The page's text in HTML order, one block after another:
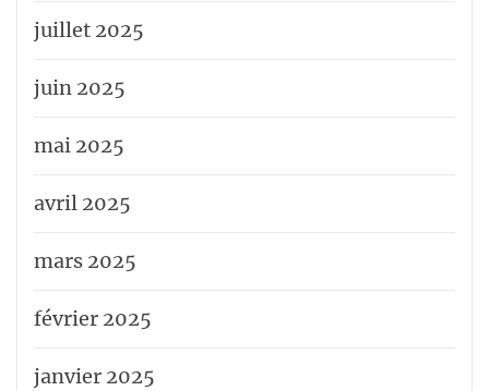
juillet 2025
juin 2025
mai 2025
avril 2025
mars 2025
février 2025
janvier 2025